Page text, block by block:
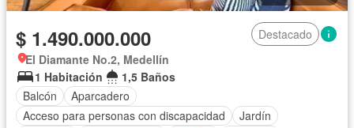
$ 1.490.000.000
Destacado
El Diamante No.2, Medellín
1 Habitación
1,5 Baños
Balcón
Aparcadero
Acceso para personas con discapacidad
Jardín